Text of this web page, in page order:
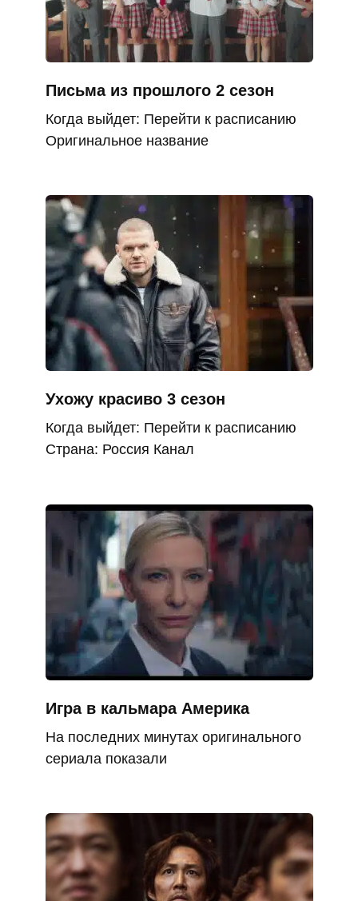
Письма из прошлого 2 сезон
Когда выйдет: Перейти к расписанию
Оригинальное название
Ухожу красиво 3 сезон
Когда выйдет: Перейти к расписанию
Страна: Россия Канал
Игра в кальмара Америка
На последних минутах оригинального
сериала показали